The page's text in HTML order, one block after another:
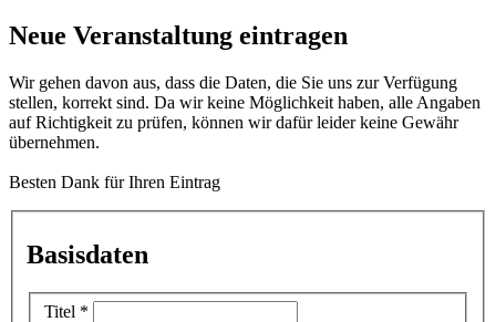
Neue Veranstaltung eintragen
Wir gehen davon aus, dass die Daten, die Sie uns zur Verfügung
stellen, korrekt sind. Da wir keine Möglichkeit haben, alle Angaben
auf Richtigkeit zu prüfen, können wir dafür leider keine Gewähr
übernehmen.
Besten Dank für Ihren Eintrag
Basisdaten
Titel *